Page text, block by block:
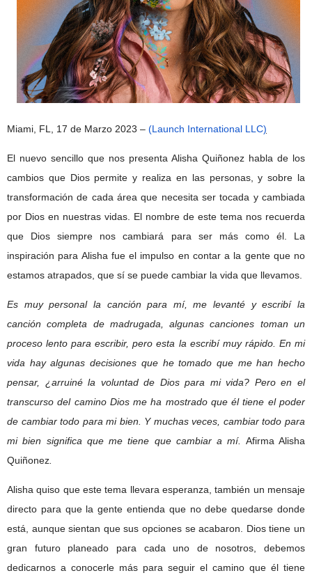
Miami, FL, 17 de Marzo 2023 – (Launch International LLC)
El nuevo sencillo que nos presenta Alisha Quiñonez habla de los
cambios que Dios permite y realiza en las personas, y sobre la
transformación de cada área que necesita ser tocada y cambiada
por Dios en nuestras vidas. El nombre de este tema nos recuerda
que Dios siempre nos cambiará para ser más como él. La
inspiración para Alisha fue el impulso en contar a la gente que no
estamos atrapados, que sí se puede cambiar la vida que llevamos.
Es muy personal la canción para mí, me levanté y escribí la
canción completa de madrugada, algunas canciones toman un
proceso lento para escribir, pero esta la escribí muy rápido. En mi
vida hay algunas decisiones que he tomado que me han hecho
pensar, ¿arruiné la voluntad de Dios para mi vida? Pero en el
transcurso del camino Dios me ha mostrado que él tiene el poder
de cambiar todo para mi bien. Y muchas veces, cambiar todo para
mi bien significa que me tiene que cambiar a mí.
Afirma Alisha
Quiñonez
Alisha quiso que este tema llevara esperanza, también un mensaje
directo para que la gente entienda que no debe quedarse donde
está, aunque sientan que sus opciones se acabaron. Dios tiene un
gran futuro planeado para cada uno de nosotros, debemos
dedicarnos a conocerle más para seguir el camino que él tiene